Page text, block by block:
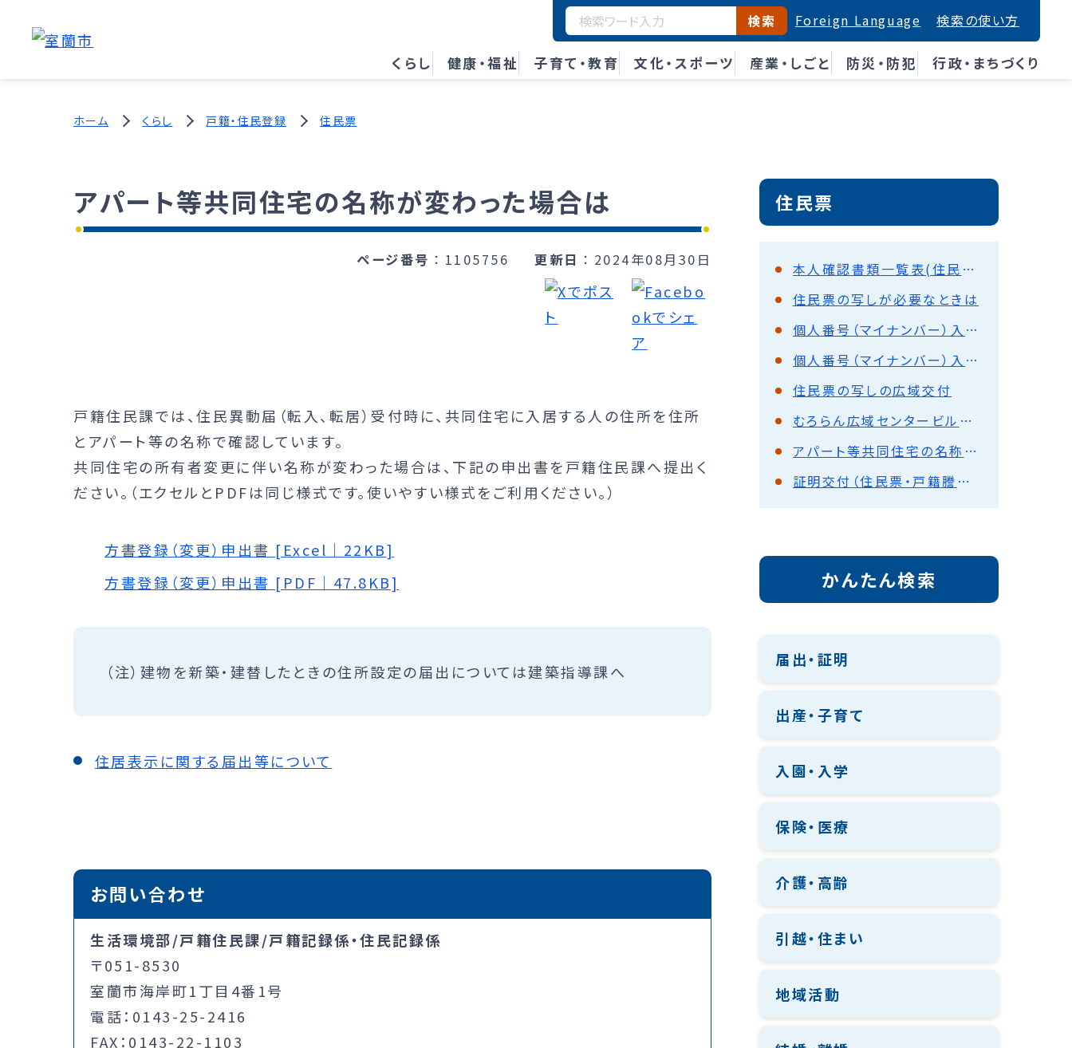
くらし 健康・福祉 子育て・教育 文化・スポーツ 産業・しごと 防災・防犯 行政・まちづくり
検索 Foreign Language 検索の使い方
ホーム くらし 戸籍・住民登録 住民票
アパート等共同住宅の名称が変わった場合は
ページ番号 1105756 更新日 2024年08月30日
戸籍住民課では、住民異動届（転入、転居）受付時に、共同住宅に入居する人の住所を住所
とアパート等の名称で確認しています。
共同住宅の所有者変更に伴い名称が変わった場合は、下記の申出書を戸籍住民課へ提出く
ださい。（エクセルとPDFは同じ様式です。使いやすい様式をご利用ください。）
方書登録（変更）申出書 [Excel｜22KB]
方書登録（変更）申出書 [PDF｜47.8KB]
（注）建物を新築・建替したときの住所設定の届出については建築指導課へ
住居表示に関する届出等について
お問い合わせ
生活環境部/戸籍住民課/戸籍記録係・住民記録係
〒051-8530
室蘭市海岸町1丁目4番1号
電話：0143-25-2416
FAX：0143-22-1103
住民票
本人確認書類一覧表(住民票の写し・住民異動届出)
住民票の写しが必要なときは
個人番号（マイナンバー）入り書類の郵送（戸籍住民課）
個人番号（マイナンバー）入り住民票の写しの交付請求
住民票の写しの広域交付
むろらん広域センタービル庁舎とえきがるセンターの窓口開庁時間を変更します
アパート等共同住宅の名称が変わった場合は
証明交付（住民票・戸籍謄本等）は、本庁舎ではできません。
かんたん検索
届出・証明
出産・子育て
入園・入学
保険・医療
介護・高齢
引越・住まい
地域活動